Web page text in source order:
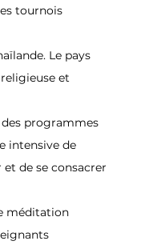
tournois
Le pays
et
programmes
intensive de
de se consacrer
méditation